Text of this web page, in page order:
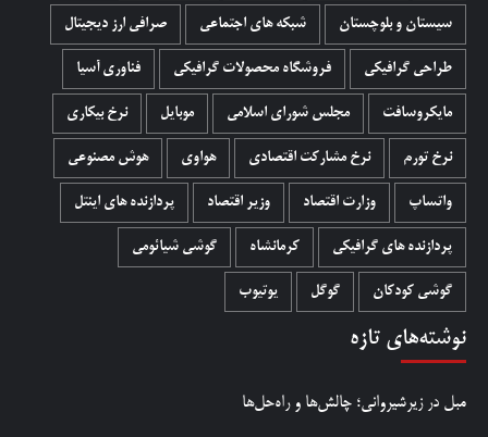
سیستان و بلوچستان شبکه های اجتماعی صرافی ارز دیجیتال
طراحی گرافیکی فروشگاه محصولات گرافيکی فناوری آسیا
مایکروسافت مجلس شورای اسلامی موبایل نرخ بیکاری
نرخ تورم نرخ مشارکت اقتصادی هواوی هوش مصنوعی
واتساپ وزارت اقتصاد وزیر اقتصاد پردازنده های اینتل
پردازنده های گرافیکی کرمانشاه گوشی شیائومی
گوشی کودکان گوگل یوتیوب
نوشته‌های تازه
مبل در زیرشیروانی؛ چالش‌ها و راه‌حل‌ها